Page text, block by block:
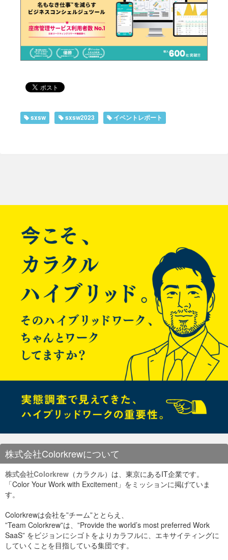
sxsw sxsw2023 イベントレポート
株式会社Colorkrewについて
株式会社Colorkrew （カラクル）は、東京にあるIT企業です。
「Color Your Work with Excitement」をミッションに掲げていま
す。
Colorkrewは会社を”チーム”ととらえ、
”Team Colorkrew”は、”Provide the world’s most preferred Work
SaaS” をビジョンにシゴトをよりカラフルに、エキサイティングに
していくことを目指している集団です。